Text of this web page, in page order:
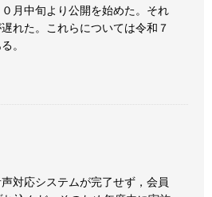
月中旬より公開を始めた。それ
れた。これらについては令和７
。
対応システムが完了せず，会員